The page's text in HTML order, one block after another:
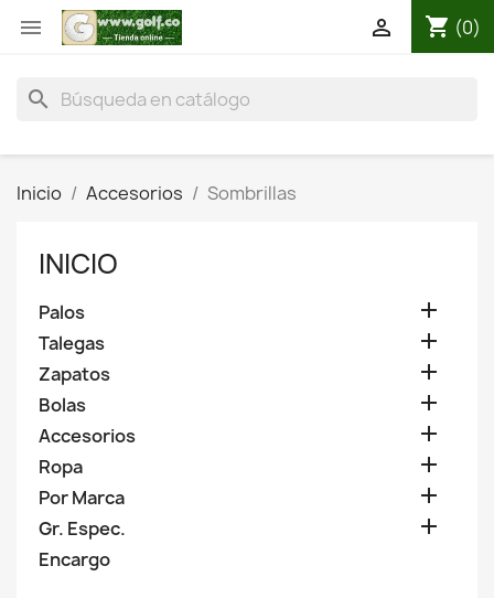
 shopping_cart (0)

search
Inicio Accesorios Sombrillas
INICIO
Palos 
Talegas 
Zapatos 
Bolas 
Accesorios 
Ropa 
Por Marca 
Gr. Espec. 
Encargo